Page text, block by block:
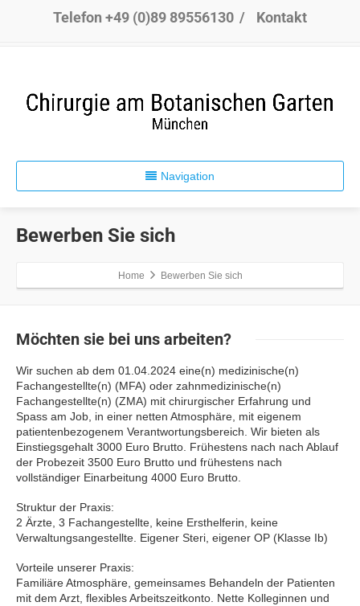
Telefon +49 (0)89 89556130 / Kontakt
Navigation
Bewerben Sie sich
Home Bewerben Sie sich
Möchten sie bei uns arbeiten?
Wir suchen ab dem 01.04.2024 eine(n) medizinische(n)
Fachangestellte(n) (MFA) oder zahnmedizinische(n)
Fachangestellte(n) (ZMA) mit chirurgischer Erfahrung und
Spass am Job, in einer netten Atmosphäre, mit eigenem
patientenbezogenem Verantwortungsbereich. Wir bieten als
Einstiegsgehalt 3000 Euro Brutto. Frühestens nach nach Ablauf
der Probezeit 3500 Euro Brutto und frühestens nach
vollständiger Einarbeitung 4000 Euro Brutto.
Struktur der Praxis:
2 Ärzte, 3 Fachangestellte, keine Ersthelferin, keine
Verwaltungsangestellte. Eigener Steri, eigener OP (Klasse Ib)
Vorteile unserer Praxis:
Familiäre Atmosphäre, gemeinsames Behandeln der Patienten
mit dem Arzt, flexibles Arbeitszeitkonto. Nette Kolleginnen und